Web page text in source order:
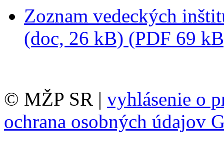
Zoznam vedeckých
(doc, 26 kB) (PDF 69
© MŽP SR | vyhlásenie o
ochrana osobných údajov